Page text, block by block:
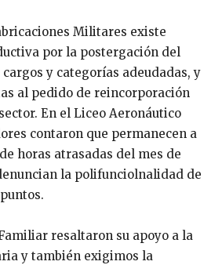
Militares existe
por la postergación del
y categorías adeudadas, y
al pedido de reincorporación
En el Liceo Aeronáutico
contaron que permanecen a
horas atrasadas del mes de
la polifunciolnalidad de
resaltaron su apoyo a la
y también exigimos la